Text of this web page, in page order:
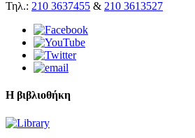
Τηλ.: 210 3637455 & 210 3613527
Η βιβλιοθήκη